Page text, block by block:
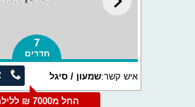
7
חדרים
איש קשר:שמעון / סיגל
החל מ7000 ₪